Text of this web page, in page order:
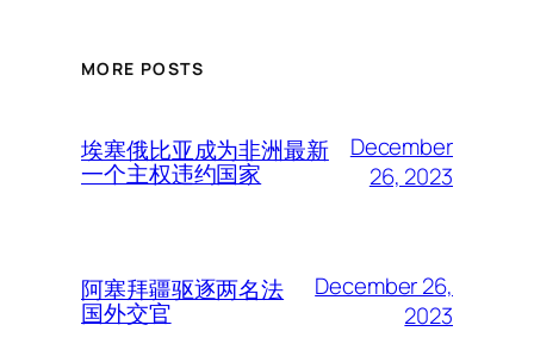
MORE POSTS
埃塞俄比亚成为非洲最新
一个主权违约国家
December
26, 2023
阿塞拜疆驱逐两名法
国外交官
December 26,
2023